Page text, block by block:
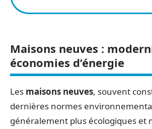
Maisons neuves :
économies d’énergie
Les maisons neuves, souvent
dernières normes
généralement plus écologiques et